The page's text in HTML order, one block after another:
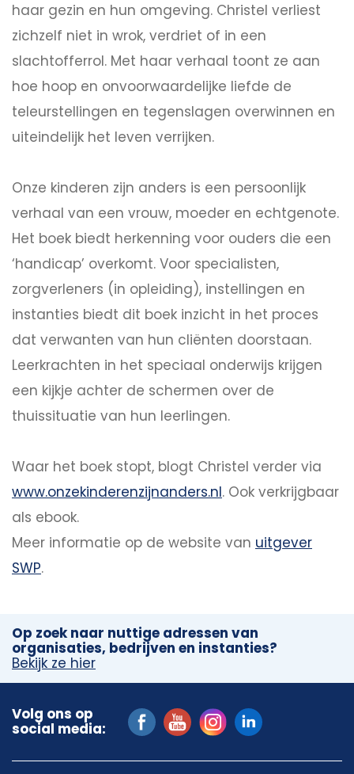
haar gezin en hun omgeving. Christel verliest
zichzelf niet in wrok, verdriet of in een
slachtofferrol. Met haar verhaal toont ze aan
hoe hoop en onvoorwaardelijke liefde de
teleurstellingen en tegenslagen overwinnen en
uiteindelijk het leven verrijken.
Onze kinderen zijn anders is een persoonlijk
verhaal van een vrouw, moeder en echtgenote.
Het boek biedt herkenning voor ouders die een
‘handicap’ overkomt. Voor specialisten,
zorgverleners (in opleiding), instellingen en
instanties biedt dit boek inzicht in het proces
dat verwanten van hun cliënten doorstaan.
Leerkrachten in het speciaal onderwijs krijgen
een kijkje achter de schermen over de
thuissituatie van hun leerlingen.
Waar het boek stopt, blogt Christel verder via
www.onzekinderenzijnanders.nl. Ook verkrijgbaar
als ebook.
Meer informatie op de website van uitgever
SWP.
Op zoek naar nuttige adressen van
organisaties, bedrijven en instanties?
Bekijk ze hier
Volg ons op
social media: